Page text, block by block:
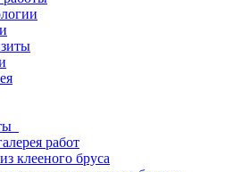
работ
клееного бруса